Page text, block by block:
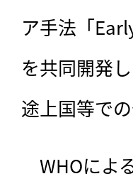
ア手法「
を共同開発
途上国等での
WHOによる